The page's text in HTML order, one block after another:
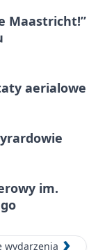
Maastricht!”
aerialowe
im.
wydarzenia